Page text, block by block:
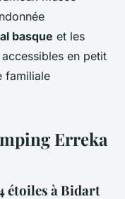
basque et les
en petit
familiale
Erreka
étoiles à Bidart